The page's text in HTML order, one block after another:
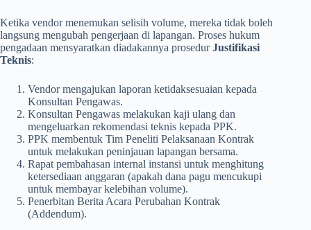
Ketika vendor menemukan selisih volume, mereka tidak boleh
langsung mengubah pengerjaan di lapangan. Proses hukum
pengadaan mensyaratkan diadakannya prosedurJustifikasi
Teknis:
Vendor mengajukan laporan ketidaksesuaian kepada
Konsultan Pengawas.
Konsultan Pengawas melakukan kaji ulang dan
mengeluarkan rekomendasi teknis kepada PPK.
PPK membentuk Tim Peneliti Pelaksanaan Kontrak
untuk melakukan peninjauan lapangan bersama.
Rapat pembahasan internal instansi untuk menghitung
ketersediaan anggaran (apakah dana pagu mencukupi
untuk membayar kelebihan volume).
Penerbitan Berita Acara Perubahan Kontrak
(Addendum).